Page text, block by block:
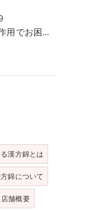
抗がん剤の副作用でお困りの方へ④肝障害【京都四条河原町漢方錦】
漢方錦とは
錦について
店舗概要